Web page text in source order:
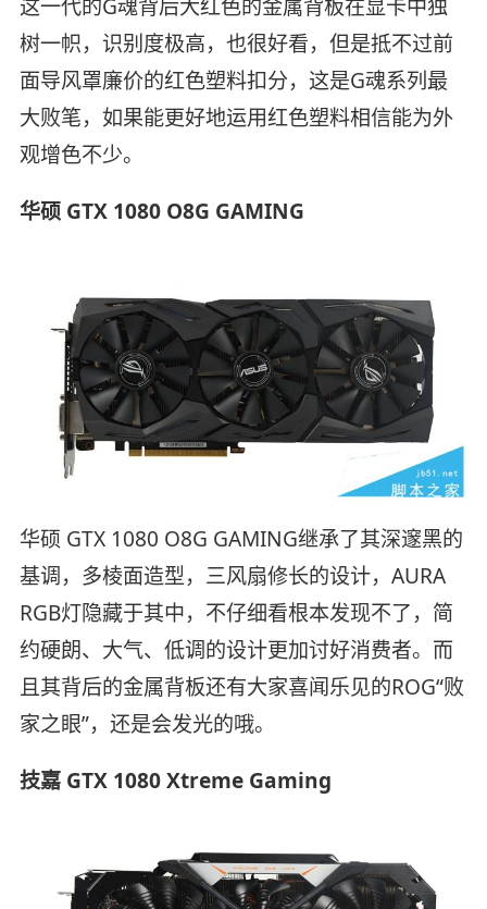
这一代的G魂背后大红色的金属背板在显卡中独
树一帜，识别度极高，也很好看，但是抵不过前
面导风罩廉价的红色塑料扣分，这是G魂系列最
大败笔，如果能更好地运用红色塑料相信能为外
观增色不少。
华硕 GTX 1080 O8G GAMING
华硕 GTX 1080 O8G GAMING继承了其深邃黑的
基调，多棱面造型，三风扇修长的设计，AURA
RGB灯隐藏于其中，不仔细看根本发现不了，简
约硬朗、大气、低调的设计更加讨好消费者。而
且其背后的金属背板还有大家喜闻乐见的ROG“败
家之眼”，还是会发光的哦。
技嘉 GTX 1080 Xtreme Gaming